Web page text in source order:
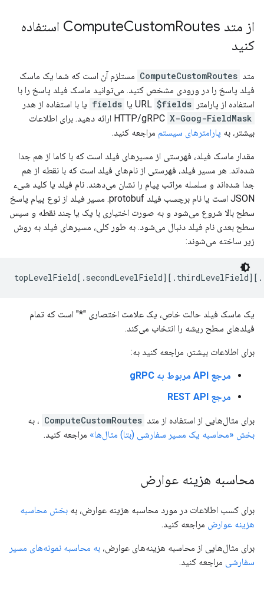
از متد Compute Custom
Routes استفاده
کنید
متد ComputeCustomRoutes مستلزم آن است که شما یک ماسک
فیلد پاسخ را در ورودی مشخص کنید. می‌توانید ماسک فیلد پاسخ را با
استفاده از پارامتر URL $fields یا fields یا با استفاده از هدر
HTTP/gRPC X-Goog-FieldMask
ارائه دهید. برای اطلاعات
بیشتر، به پارامترهای سیستم مراجعه کنید.
مقدار ماسک فیلد، فهرستی از مسیرهای فیلد است که با کاما از هم جدا
شده‌اند. هر مسیر فیلد، فهرستی از نام‌های فیلد است که با نقطه از هم
جدا شده‌اند و سلسله مراتب پیام را نشان می‌دهند. نام فیلد یا کلید شیء
JSON است یا نام برچسب فیلد protobuf. مسیر فیلد از نوع پیام پاسخ
سطح بالا شروع می‌شود و به صورت اختیاری با یک یا چند نقطه و سپس
سطح بعدی نام فیلد دنبال می‌شود. به طور کلی، مسیرهای فیلد به روش
زیر ساخته می‌شوند:
یک ماسک فیلد حالت خاص، یک علامت اختصاری "*" است که تمام
فیلدهای سطح ریشه را انتخاب می‌کند.
برای اطلاعات بیشتر، مراجعه کنید به:
مرجع API مربوط به gRPC
مرجع REST API
برای مثال‌هایی از استفاده از متد ComputeCustomRoutes ، به
بخش «محاسبه یک مسیر سفارشی (بتا) مثال‌ها» مراجعه کنید.
محاسبه هزینه عوارض
برای کسب اطلاعات در مورد محاسبه هزینه عوارض، به بخش محاسبه
هزینه عوارض مراجعه کنید.
برای مثال‌هایی از محاسبه هزینه‌های عوارض، به محاسبه نمونه‌های مسیر
سفارشی مراجعه کنید.